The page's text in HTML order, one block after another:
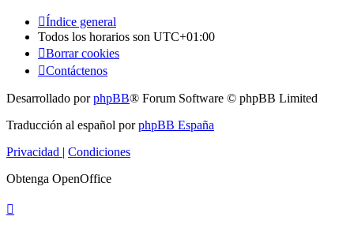
Índice general
Todos los horarios son UTC+01:00
Borrar cookies
Contáctenos
Desarrollado porphpBB® Forum Software © phpBB Limited
Traducción al español porphpBB España
Privacidad | Condiciones
Obtenga OpenOffice